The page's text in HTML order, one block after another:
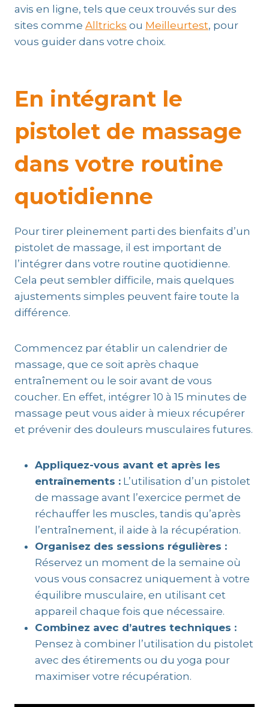
avis en ligne, tels que ceux trouvés sur des
sites comme Alltricks ou Meilleurtest, pour
vous guider dans votre choix.
En intégrant le
pistolet de massage
dans votre routine
quotidienne
Pour tirer pleinement parti des bienfaits d’un
pistolet de massage, il est important de
l’intégrer dans votre routine quotidienne.
Cela peut sembler difficile, mais quelques
ajustements simples peuvent faire toute la
différence.
Commencez par établir un calendrier de
massage, que ce soit après chaque
entraînement ou le soir avant de vous
coucher. En effet, intégrer 10 à 15 minutes de
massage peut vous aider à mieux récupérer
et prévenir des douleurs musculaires futures.
Appliquez-vous avant et après les
entraînements : L’utilisation d’un pistolet
de massage avant l’exercice permet de
réchauffer les muscles, tandis qu’après
l’entraînement, il aide à la récupération.
Organisez des sessions régulières :
Réservez un moment de la semaine où
vous vous consacrez uniquement à votre
équilibre musculaire, en utilisant cet
appareil chaque fois que nécessaire.
Combinez avec d’autres techniques :
Pensez à combiner l’utilisation du pistolet
avec des étirements ou du yoga pour
maximiser votre récupération.